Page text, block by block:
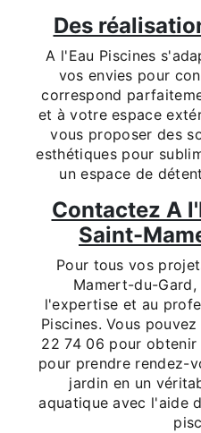
Des
A l'Eau Piscines
vos envies pour
correspond
et à votre espace
vous proposer des
esthétiques pour
un espace de
Contactez A
Saint-
Pour tous vos
Mamert-du-
l'expertise et au
Piscines. Vous
22 74 06 pour
pour prendre rendez-
jardin en un
aquatique avec l'aide